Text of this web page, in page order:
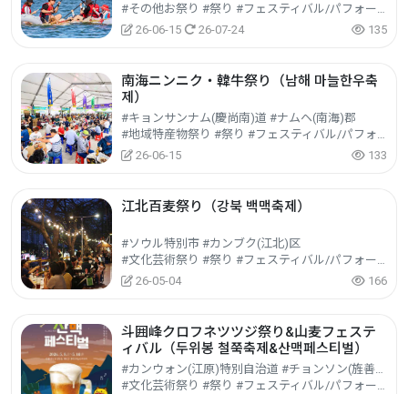
#その他お祭り #祭り #フェスティバル/パフォーマンス/イベント
26-06-15
26-07-24 135
南海ニンニク・韓牛祭り（남해 마늘한우축
제）
#キョンサンナム(慶尚南)道 #ナムヘ(南海)郡
#地域特産物祭り #祭り #フェスティバル/パフォーマンス/イベント
26-06-15
133
江北百麦祭り（강북 백맥축제）
#ソウル特別市 #カンブク(江北)区
#文化芸術祭り #祭り #フェスティバル/パフォーマンス/イベント
26-05-04
166
斗囲峰クロフネツツジ祭り&山麦フェステ
ィバル（두위봉 철쭉축제&산맥페스티벌）
#カンウォン(江原)特別自治道 #チョンソン(旌善)郡
#文化芸術祭り #祭り #フェスティバル/パフォーマンス/イベント